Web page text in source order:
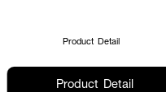
Product Detail
Product Detail